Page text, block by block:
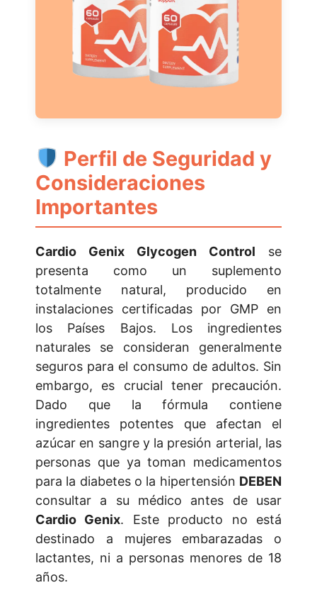
Perfil de Seguridad y
Consideraciones
Importantes
Cardio Genix Glycogen Control se
presenta como un suplemento
totalmente natural, producido en
instalaciones certificadas por GMP en
los Países Bajos. Los ingredientes
naturales se consideran generalmente
seguros para el consumo de adultos. Sin
embargo, es crucial tener precaución.
Dado que la fórmula contiene
ingredientes potentes que afectan el
azúcar en sangre y la presión arterial, las
personas que ya toman medicamentos
para la diabetes o la hipertensión DEBEN
consultar a su médico antes de usar
Cardio Genix. Este producto no está
destinado a mujeres embarazadas o
lactantes, ni a personas menores de 18
años.